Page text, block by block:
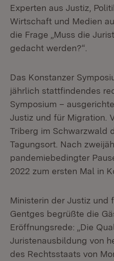
Experten aus Justiz,
Wirtschaft und Medien
die Frage „Muss die
gedacht werden?“.
Das Konstanzer
jährlich stattfindendes
Symposium –
Justiz und für Migration.
Triberg im Schwarzwald
Tagungsort. Nach
pandemiebedingter
2022 zum ersten Mal in
Ministerin der Justiz und
Gentges begrüßte die
Eröffnungsrede: „Die
Juristenausbildung von
des Rechtsstaats von